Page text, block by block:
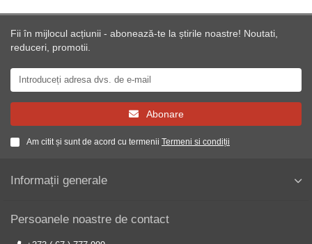
Fii în mijlocul acțiunii - abonează-te la știrile noastre! Noutati,
reduceri, promotii.
Abonare
Am citit și sunt de acord cu termenii Termeni si condiții
Informații generale
Persoanele noastre de contact